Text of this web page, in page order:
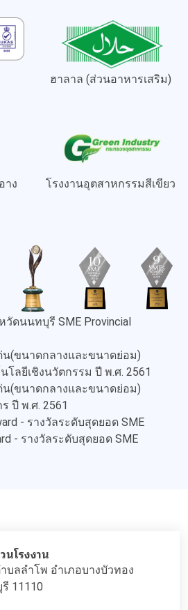
ฮาลาล (ส่วนอาหารเสริม)
าง
โรงงานอุตสาหกรรมสีเขียว
วัดนนทบุรี SME Provincial
น(ขนาดกลางและขนาดย่อม)
โลยีเชิงนวัตกรรม ปี พ.ศ. 2561
น(ขนาดกลางและขนาดย่อม)
ปี พ.ศ. 2561
- รางวัลระดับสุดยอด SME
- รางวัลระดับสุดยอด SME
โรงงาน
บลลำโพ อำเภอบางบัวทอง
11110